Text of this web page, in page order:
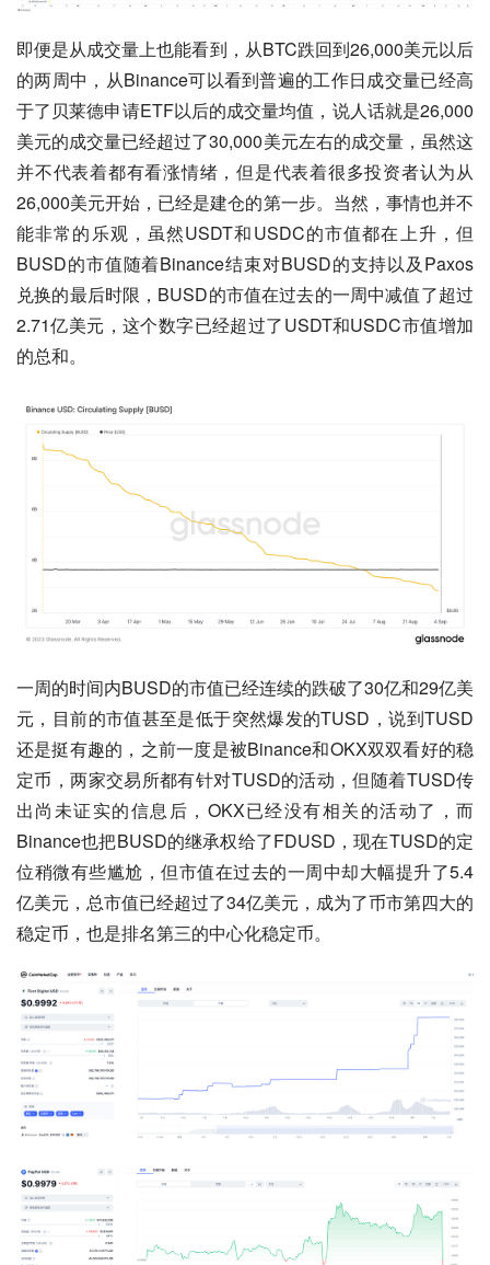
即便是从成交量上也能看到，从BTC跌回到26,000美元以后
的两周中，从Binance可以看到普遍的工作日成交量已经高
于了贝莱德申请ETF以后的成交量均值，说人话就是26,000
美元的成交量已经超过了30,000美元左右的成交量，虽然这
并不代表着都有看涨情绪，但是代表着很多投资者认为从
26,000美元开始，已经是建仓的第一步。当然，事情也并不
能非常的乐观，虽然USDT和USDC的市值都在上升，但
BUSD的市值随着Binance结束对BUSD的支持以及Paxos
兑换的最后时限，BUSD的市值在过去的一周中减值了超过
2.71亿美元，这个数字已经超过了USDT和USDC市值增加
的总和。
一周的时间内BUSD的市值已经连续的跌破了30亿和29亿美
元，目前的市值甚至是低于突然爆发的TUSD，说到TUSD
还是挺有趣的，之前一度是被Binance和OKX双双看好的稳
定币，两家交易所都有针对TUSD的活动，但随着TUSD传
出尚未证实的信息后，OKX已经没有相关的活动了，而
Binance也把BUSD的继承权给了FDUSD，现在TUSD的定
位稍微有些尴尬，但市值在过去的一周中却大幅提升了5.4
亿美元，总市值已经超过了34亿美元，成为了币市第四大的
稳定币，也是排名第三的中心化稳定币。